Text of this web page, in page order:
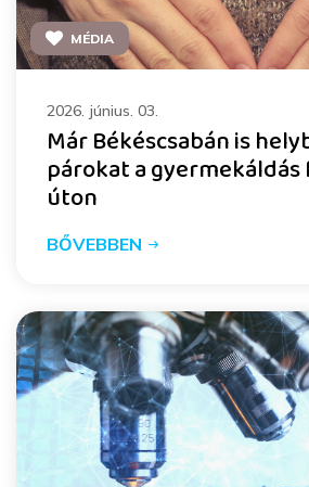
MÉDIA
2026. június. 03.
Már Békéscsabán is
párokat a
úton
BŐVEBBEN